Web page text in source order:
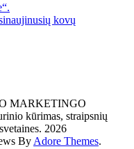
kovų
MARKETINGO
kūrimas, straipsnių
2026
By Adore Themes.